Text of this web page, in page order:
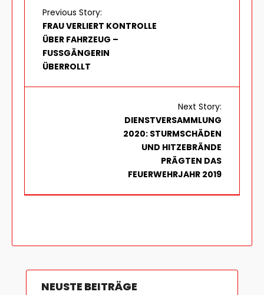
Previous Story:
FRAU VERLIERT KONTROLLE
ÜBER FAHRZEUG –
FUSSGÄNGERIN Ü
BERROLLT
Next Story:
DIENSTVERSAMMLUNG
2020: STURMSCHÄDEN
UND HITZEBRÄNDE
PRÄGTEN DAS
FEUERWEHRJAHR 2019
NEUSTE BEITRÄGE